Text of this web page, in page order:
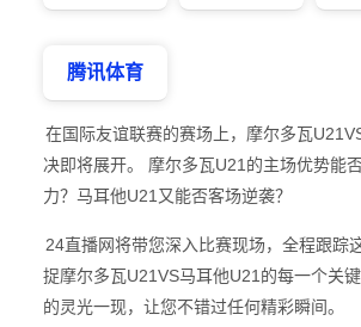
腾讯体育
在国际友谊联赛的赛场上，摩尔多瓦
决即将展开。 摩尔多瓦U21的主场优势能
力？马耳他U21又能否客场逆袭？
24直播网将带您深入比赛现场，全程跟踪
捉摩尔多瓦U21VS马耳他U21的每一个关
的灵光一现，让您不错过任何精彩瞬间。